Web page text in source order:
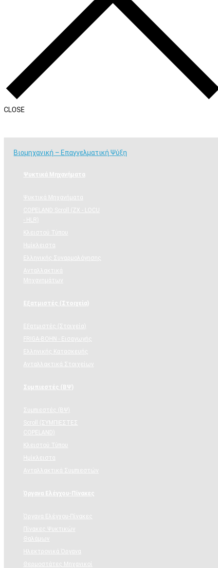
CLOSE
Βιομηχανική – Επαγγελματική Ψύξη
Ψυκτικά Μηχανήματα
Ψυκτικά Μηχανήματα
COPELAND Scroll (ZX - LOCU
- HLR)
Κλειστού Τύπου
Ημίκλειστα
Ελληνικής Συναρμολόγησης
Ανταλλακτικά
Μηχανημάτων
Εξατμιστές (Στοιχεία)
Εξατμιστές (Στοιχεία)
FRIGA-BOHN - Εισαγωγής
Ελληνικής Κατασκευής
Ανταλλακτικά Στοιχείων
Συμπιεστές (ΒΨ)
Συμπιεστές (ΒΨ)
Scroll (ΣΥΜΠΙΕΣΤΕΣ
COPELAND)
Κλειστού Τύπου
Ημίκλειστα
Ανταλλακτικά Συμπιεστών
Όργανα Ελέγχου-Πίνακες
Όργανα Ελέγχου-Πίνακες
Πίνακες Ψυκτικών
Θαλάμων
Ηλεκτρονικά Όργανα
Θερμοστάτες Μηχανικοί